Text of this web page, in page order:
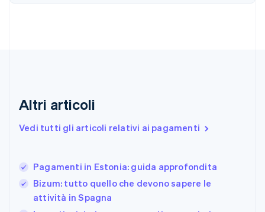
Altri articoli
Vedi tutti gli articoli relativi ai pagamenti
Pagamenti in Estonia: guida approfondita
Bizum: tutto quello che devono sapere le
attività in Spagna
Danimarca
Francia
Germania
日本語English
English
Grecia